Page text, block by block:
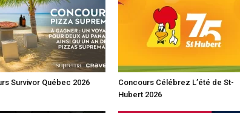
Survivor Québec 2026
Concours Célébrez L’été de St-
Hubert 2026